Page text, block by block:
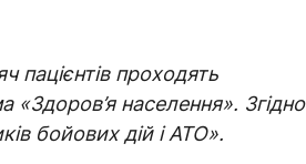
пацієнтів проходять
«Здоров’я населення». Згідно
бойових дій і АТО».